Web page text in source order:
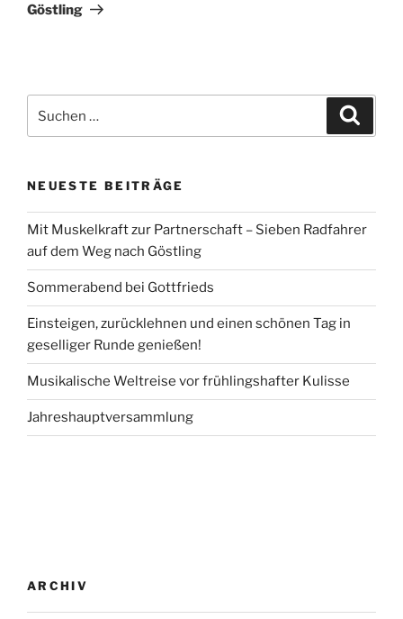
Göstling
nach:
NEUESTE BEITRÄGE
Mit Muskelkraft zur Partnerschaft – Sieben Radfahrer
auf dem Weg nach Göstling
Sommerabend bei Gottfrieds
Einsteigen, zurücklehnen und einen schönen Tag in
geselliger Runde genießen!
Musikalische Weltreise vor frühlingshafter Kulisse
Jahreshauptversammlung
ARCHIV